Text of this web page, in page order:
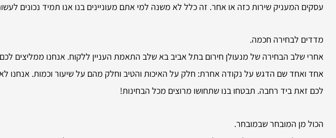
עסקים המעניק שירות כזה או אחר. זה כלל לא משנה למי אתם מעוניינים בנו אנו תמיד נכונים
מדדים לבחירה חכמה.
אחרי שלב הבחירה של מנעולן חירום בתל אביב בא שלב התאמת העניין ללקוח. אנחנו ממליצים
אחד ואחד שם הדגש על נקודה אחרת: חלק על האיכות והטיב וחלק מהם על שיעור וכמות. אנחנו
לכם זאת ביד רחבה. תבטחו בנו שתחושו מרוצים מכל הבחינות!
הכול מן המובחר שבמובחר.